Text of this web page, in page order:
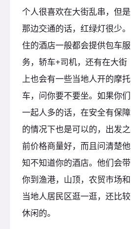
个人很喜欢在大街乱串，但是
那边交通的话，红绿灯很少。
住的酒店一般都会提供包车服
务，轿车+司机，还有在大街
上也会有一些当地人开的摩托
车，问你要不要坐。如果你们
一起人多的话，在安全有保障
的情况下也是可以的，出发之
前价格商量好，而且问清楚他
知不知道你的酒店。他们会带
你到渔港，山顶，农贸市场和
当地人居民区逛一逛，还比较
休闲的。